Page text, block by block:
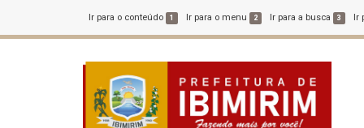
Ir para o conteúdo 1 Ir para o menu 2 Ir para a busca 3 Ir